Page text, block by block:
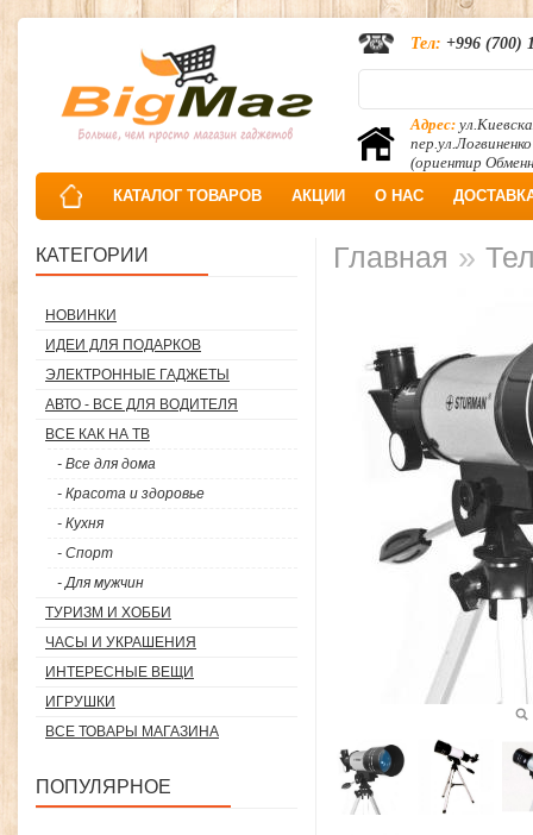
Адрес:
пер.ул.Логвиненко
(ориентир
Тел: +996 (700)
КАТАЛОГ ТОВАРОВ АКЦИИ О НАС
КАТЕГОРИИ
НОВИНКИ
ИДЕИ ДЛЯ ПОДАРКОВ
ЭЛЕКТРОННЫЕ ГАДЖЕТЫ
АВТО - ВСЕ ДЛЯ ВОДИТЕЛЯ
ВСЕ КАК НА ТВ
- Все для дома
- Красота и здоровье
- Кухня
- Спорт
- Для мужчин
ТУРИЗМ И ХОББИ
ЧАСЫ И УКРАШЕНИЯ
ИНТЕРЕСНЫЕ ВЕЩИ
ИГРУШКИ
ВСЕ ТОВАРЫ МАГАЗИНА
ПОПУЛЯРНОЕ
Главная »